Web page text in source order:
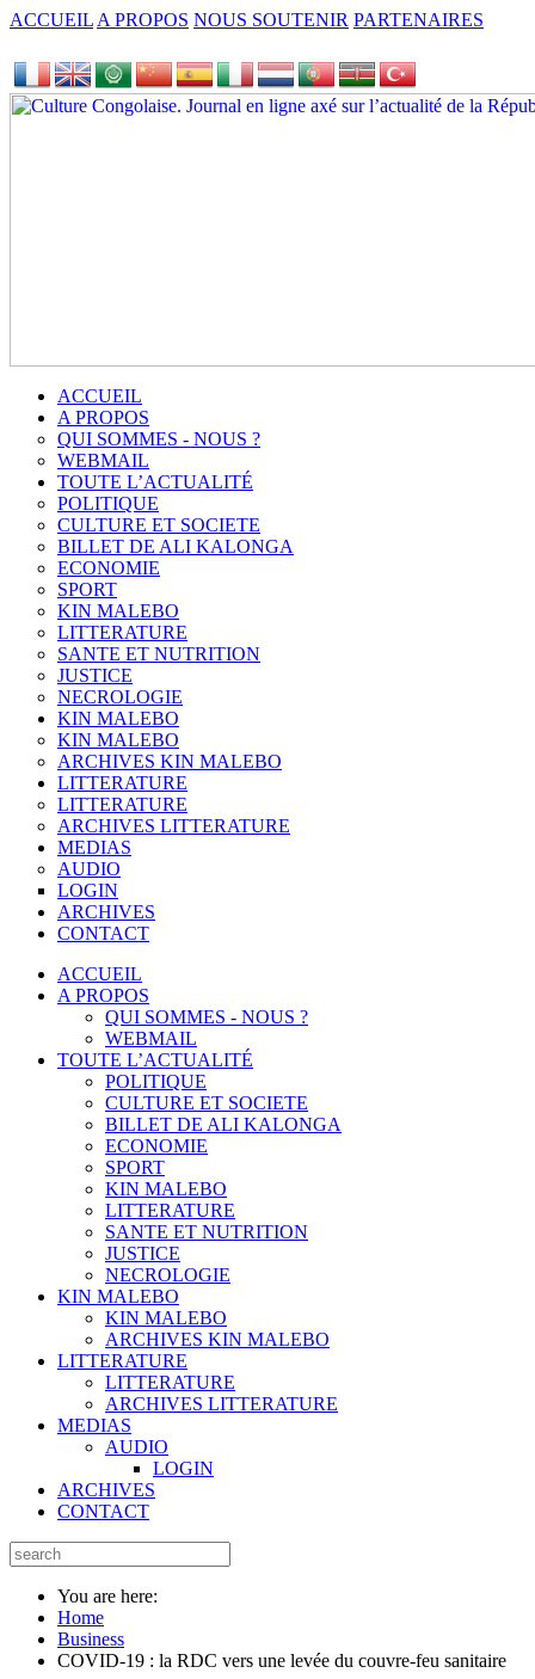
ACCUEIL A PROPOS NOUS SOUTENIR PARTENAIRES
ACCUEIL
A PROPOS
QUI SOMMES - NOUS ?
WEBMAIL
TOUTE L’ACTUALITÉ
POLITIQUE
CULTURE ET SOCIETE
BILLET DE ALI KALONGA
ECONOMIE
SPORT
KIN MALEBO
LITTERATURE
SANTE ET NUTRITION
JUSTICE
NECROLOGIE
KIN MALEBO
KIN MALEBO
ARCHIVES KIN MALEBO
LITTERATURE
LITTERATURE
ARCHIVES LITTERATURE
MEDIAS
AUDIO
LOGIN
ARCHIVES
CONTACT
ACCUEIL
A PROPOS
QUI SOMMES - NOUS ?
WEBMAIL
TOUTE L’ACTUALITÉ
POLITIQUE
CULTURE ET SOCIETE
BILLET DE ALI KALONGA
ECONOMIE
SPORT
KIN MALEBO
LITTERATURE
SANTE ET NUTRITION
JUSTICE
NECROLOGIE
KIN MALEBO
KIN MALEBO
ARCHIVES KIN MALEBO
LITTERATURE
LITTERATURE
ARCHIVES LITTERATURE
MEDIAS
AUDIO
LOGIN
ARCHIVES
CONTACT
You are here:
Home
Business
COVID-19 : la RDC vers une levée du couvre-feu sanitaire